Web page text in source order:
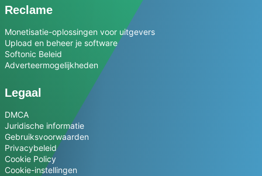
Reclame
Monetisatie-oplossingen voor uitgevers
Upload en beheer je software
Softonic Beleid
Adverteermogelijkheden
Legaal
DMCA
Juridische informatie
Gebruiksvoorwaarden
Privacybeleid
Cookie Policy
Cookie-instellingen